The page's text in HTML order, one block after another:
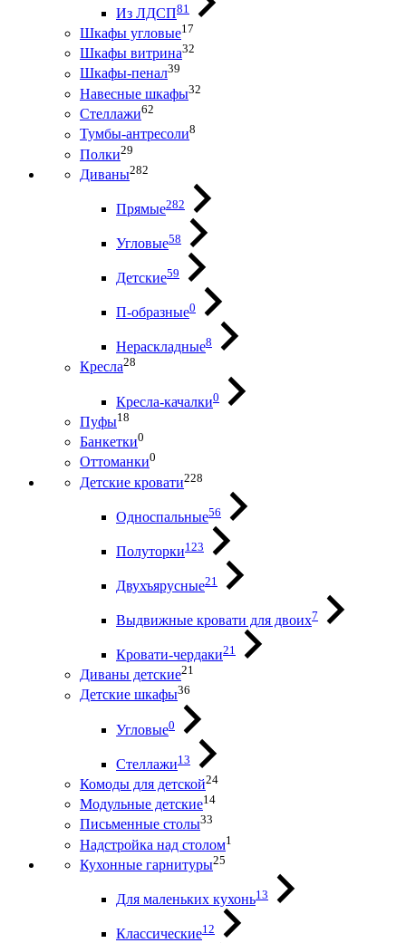
Из ЛДСП81
Шкафы угловые17
Шкафы витрина32
Шкафы-пенал39
Навесные шкафы32
Стеллажи62
Тумбы-антресоли8
Полки29
Диваны282
Прямые282
Угловые58
Детские59
П-образные0
Нераскладные8
Кресла28
Кресла-качалки0
Пуфы18
Банкетки0
Оттоманки0
Детские кровати228
Односпальные56
Полуторки123
Двухъярусные21
Выдвижные кровати для двоих7
Кровати-чердаки21
Диваны детские21
Детские шкафы36
Угловые0
Стеллажи13
Комоды для детской24
Модульные детские14
Письменные столы33
Надстройка над столом1
Кухонные гарнитуры25
Для маленьких кухонь13
Классические12